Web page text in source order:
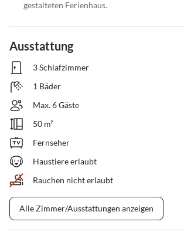
gestalteten Ferienhaus.
Ausstattung
3 Schlafzimmer
1 Bäder
Max. 6 Gäste
50 m²
Fernseher
Haustiere erlaubt
Rauchen nicht erlaubt
Alle Zimmer/Ausstattungen anzeigen